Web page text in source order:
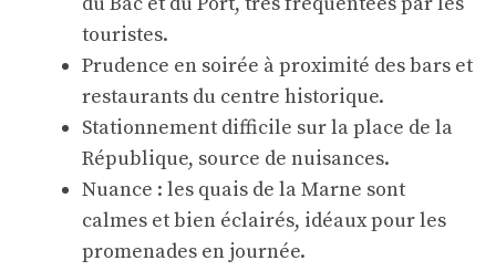
touristes.
Prudence en soirée à proximité des bars et
restaurants du centre historique.
Stationnement difficile sur la place de la
République, source de nuisances.
Nuance : les quais de la Marne sont
calmes et bien éclairés, idéaux pour les
promenades en journée.